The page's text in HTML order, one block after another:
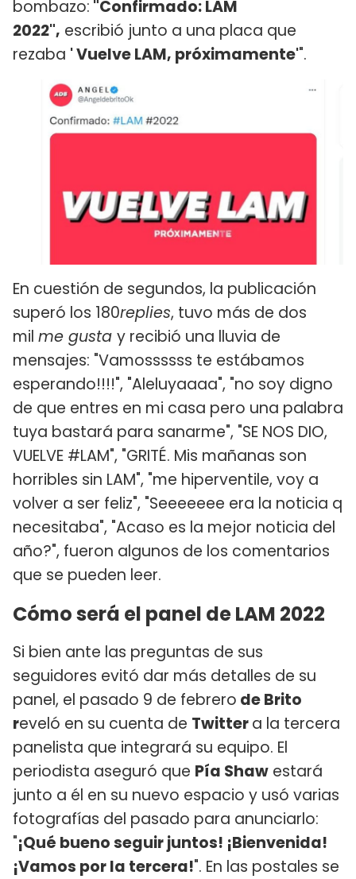
bombazo: "Confirmado: LAM
2022", escribió junto a una placa que
rezaba ' Vuelve LAM, próximamente'".
En cuestión de segundos, la publicación
superó los 180replies, tuvo más de dos
mil me gusta y recibió una lluvia de
mensajes: "Vamossssss te estábamos
esperando!!!!", "Aleluyaaaa", "no soy digno
de que entres en mi casa pero una palabra
tuya bastará para sanarme", "SE NOS DIO,
VUELVE #LAM", "GRITÉ. Mis mañanas son
horribles sin LAM", "me hiperventile, voy a
volver a ser feliz", "Seeeeeee era la noticia q
necesitaba", "Acaso es la mejor noticia del
año?", fueron algunos de los comentarios
que se pueden leer.
Cómo será el panel de LAM 2022
Si bien ante las preguntas de sus
seguidores evitó dar más detalles de su
panel, el pasado 9 de febrero de Brito
reveló en su cuenta de Twittera la tercera
panelista que integrará su equipo. El
periodista aseguró que Pía Shaw estará
junto a él en su nuevo espacio y usó varias
fotografías del pasado para anunciarlo:
"¡Qué bueno seguir juntos! ¡Bienvenida!
¡Vamos por la tercera!". En las postales se